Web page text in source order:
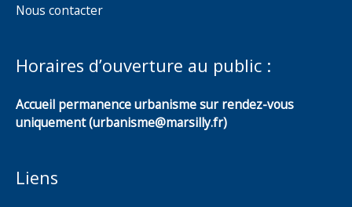
Nous contacter
Horaires d’ouverture au public :
Accueil permanence urbanisme sur rendez-vous
uniquement (urbanisme@marsilly.fr)
Liens